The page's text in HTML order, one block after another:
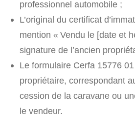
professionnel automobile ;
L’original du certificat
mention « Vendu le [date et
signature de l’ancien
Le formulaire Cerfa 15776
propriétaire, correspondant
cession de la caravane ou
le vendeur.